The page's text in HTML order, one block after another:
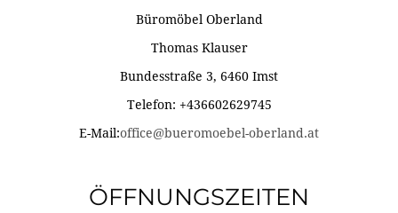
Büromöbel Oberland
Thomas Klauser
Bundesstraße 3, 6460 Imst
Telefon: +436602629745
E-Mail:office@bueromoebel-oberland.at
ÖFFNUNGSZEITEN